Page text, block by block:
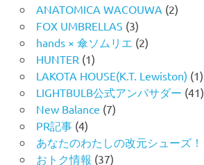
ANATOMICA WACOUWA (2)
FOX UMBRELLAS (3)
hands × 傘ソムリエ (2)
HUNTER (1)
LAKOTA HOUSE(K.T. Lewiston) (1)
LIGHTBULB公式アンバサダー (41)
New Balance (7)
PR記事(4)
あなたのわたしの改元シューズ！
おトク情報 (37)